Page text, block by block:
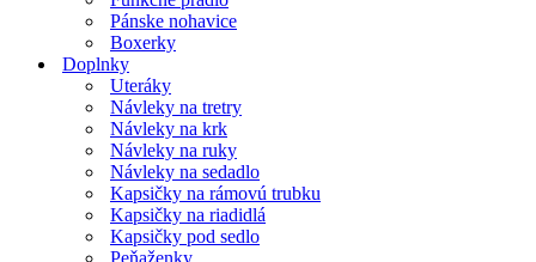
Pánske nohavice
Boxerky
Doplnky
Uteráky
Návleky na tretry
Návleky na krk
Návleky na ruky
Návleky na sedadlo
Kapsičky na rámovú trubku
Kapsičky na riadidlá
Kapsičky pod sedlo